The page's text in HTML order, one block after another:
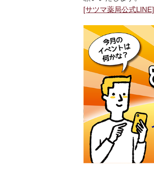
[サツマ薬局公式LINE]